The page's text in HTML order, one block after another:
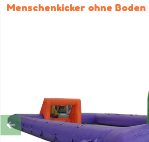
Menschenkicker ohne
Previous